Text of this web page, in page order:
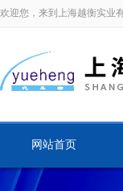
欢迎您，来到上海越衡实业
网站首页